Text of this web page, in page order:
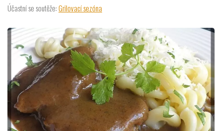
Účastní se soutěže:Grilovací sezóna